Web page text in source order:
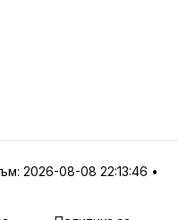
2026-08-08 22:13:46 •